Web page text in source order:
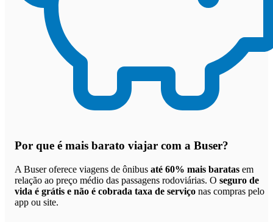
Por que é mais barato viajar com a Buser?
A Buser oferece viagens de ônibus até 60% mais baratas em
relação ao preço médio das passagens rodoviárias. O seguro de
vida é grátis e não é cobrada taxa de serviço nas compras pelo
app ou site.